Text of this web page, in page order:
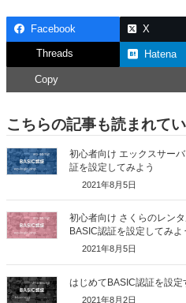
Facebook X
Threads Hatena
Copy
こちらの記事も読まれて
初心者向け エックスサー
証を設定してみよう
2021年8月5日
初心者向け さくらのレン
BASIC認証を設定してみよ
2021年8月5日
はじめてBASIC認証を設定
2021年8月2日